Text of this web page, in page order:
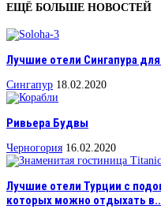
ЕЩЁ БОЛЬШЕ НОВОСТЕЙ
Лучшие отели Сингапура
Сингапур 18.02.2020
Ривьера Будвы
Черногория 16.02.2020
Лучшие отели Турции с
которых можно отдыхать